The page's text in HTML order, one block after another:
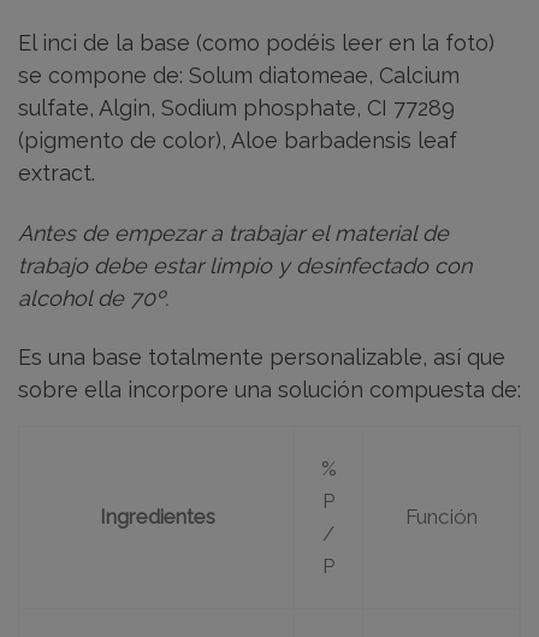
El inci de la base (como podéis leer en la foto)
se compone de: Solum diatomeae, Calcium
sulfate, Algin, Sodium phosphate, CI 77289
(pigmento de color), Aloe barbadensis leaf
extract.
Antes de empezar a trabajar el material de
trabajo debe estar limpio y desinfectado con
alcohol de 70º.
Es una base totalmente personalizable, así que
sobre ella incorpore una solución compuesta de:
Ingredientes
%
P
/
P
Función